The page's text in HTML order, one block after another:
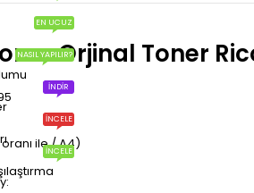
EN UCUZ
NASIL YAPILIR?
İNDIR
İNCELE
İNCELE
Orjinal Toner
ile / A4)